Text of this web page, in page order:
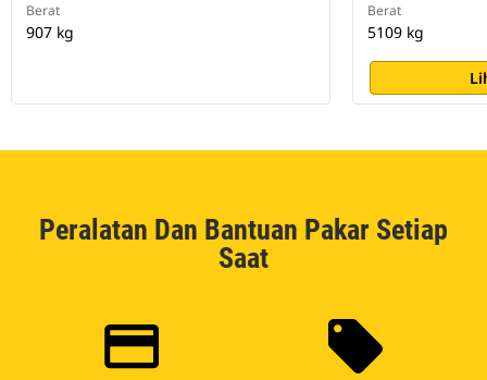
Berat
907 kg
Berat
5109 kg
Peralatan Dan Bantuan Pakar Setiap
Saat